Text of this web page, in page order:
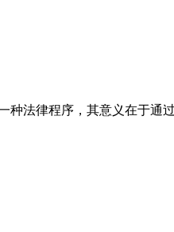
种法律程序，其意义在于